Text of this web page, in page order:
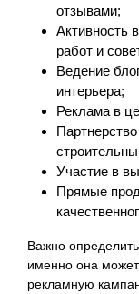
отзывами;
Активность
работ и
Ведение
интерьера;
Реклама в
Участие в
Прямые
Важно
именно она может
рекламную